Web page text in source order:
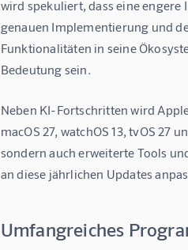
wird spekuliert, dass eine
genauen Implementierung und
Funktionalitäten in seine
Bedeutung sein.
Neben KI-Fortschritten wird
macOS 27, watchOS 13, tvOS
sondern auch erweiterte Tools
an diese jährlichen Updates
Umfangreiches